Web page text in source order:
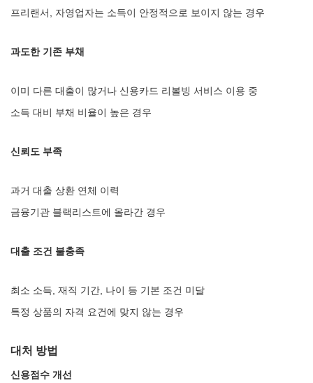
프리랜서, 자영업자는 소득이 안정적으로 보이지 않는 경우
과도한 기존 부채
이미 다른 대출이 많거나 신용카드 리볼빙 서비스 이용 중
소득 대비 부채 비율이 높은 경우
신뢰도 부족
과거 대출 상환 연체 이력
금융기관 블랙리스트에 올라간 경우
대출 조건 불충족
최소 소득, 재직 기간, 나이 등 기본 조건 미달
특정 상품의 자격 요건에 맞지 않는 경우
대처 방법
신용점수 개선